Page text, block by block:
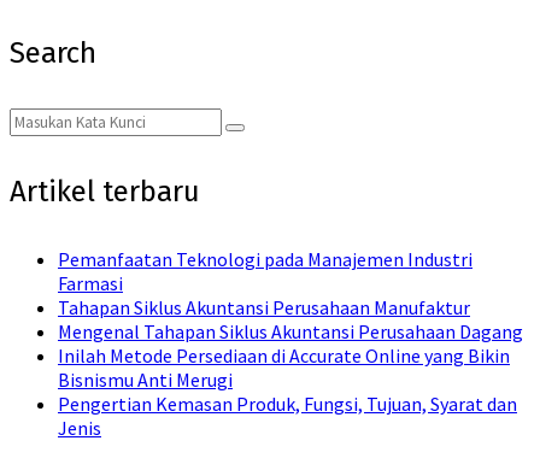
Search
Search
for:
Search
Artikel terbaru
Pemanfaatan Teknologi pada Manajemen Industri
Farmasi
Tahapan Siklus Akuntansi Perusahaan Manufaktur
Mengenal Tahapan Siklus Akuntansi Perusahaan Dagang
Inilah Metode Persediaan di Accurate Online yang Bikin
Bisnismu Anti Merugi
Pengertian Kemasan Produk, Fungsi, Tujuan, Syarat dan
Jenis